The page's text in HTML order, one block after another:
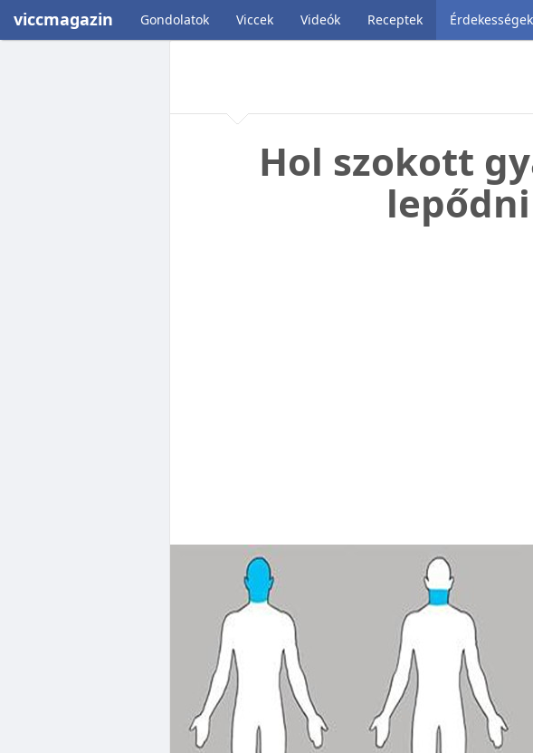
viccmagazin Gondolatok Viccek Videók Receptek Érdekességek
Hol szokott